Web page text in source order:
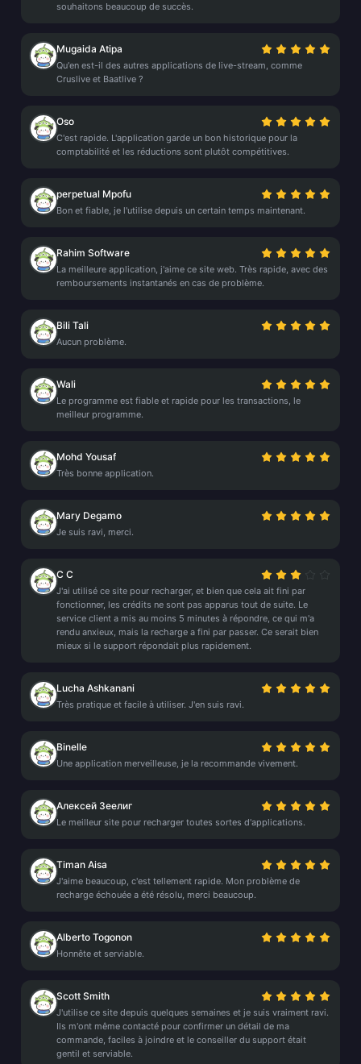
souhaitons beaucoup de succès.
Mugaida Atipa
Qu'en est-il des autres applications de live-stream, comme
Cruslive et Baatlive ?
Oso
C'est rapide. L'application garde un bon historique pour la
comptabilité et les réductions sont plutôt compétitives.
perpetual Mpofu
Bon et fiable, je l'utilise depuis un certain temps maintenant.
Rahim Software
La meilleure application, j'aime ce site web. Très rapide, avec des
remboursements instantanés en cas de problème.
Bili Tali
Aucun problème.
Wali
Le programme est fiable et rapide pour les transactions, le
meilleur programme.
Mohd Yousaf
Très bonne application.
Mary Degamo
Je suis ravi, merci.
C C
J'ai utilisé ce site pour recharger, et bien que cela ait fini par
fonctionner, les crédits ne sont pas apparus tout de suite. Le
service client a mis au moins 5 minutes à répondre, ce qui m'a
rendu anxieux, mais la recharge a fini par passer. Ce serait bien
mieux si le support répondait plus rapidement.
Lucha Ashkanani
Très pratique et facile à utiliser. J'en suis ravi.
Binelle
Une application merveilleuse, je la recommande vivement.
Алексей Зеелиг
Le meilleur site pour recharger toutes sortes d'applications.
Timan Aisa
J'aime beaucoup, c'est tellement rapide. Mon problème de
recharge échouée a été résolu, merci beaucoup.
Alberto Togonon
Honnête et serviable.
Scott Smith
J'utilise ce site depuis quelques semaines et je suis vraiment ravi.
Ils m'ont même contacté pour confirmer un détail de ma
commande, faciles à joindre et le conseiller du support était
gentil et serviable.